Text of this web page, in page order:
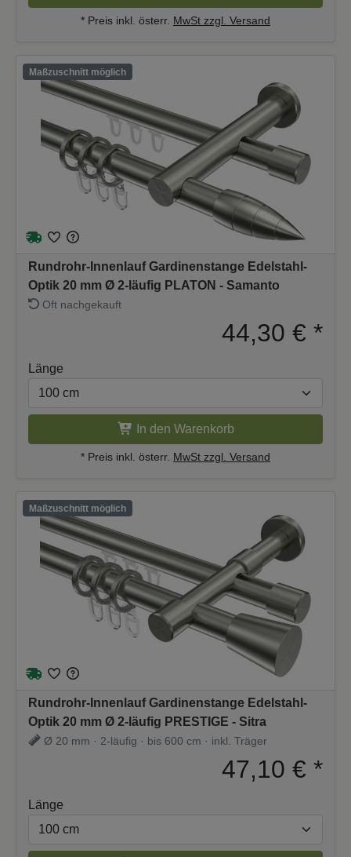
* Preis inkl. österr. MwSt zzgl. Versand
Maßzuschnitt möglich
Rundrohr-Innenlauf Gardinenstange Edelstahl-
Optik 20 mm Ø 2-läufig PLATON - Samanto
Oft nachgekauft
44,30 € *
Länge
In den Warenkorb
* Preis inkl. österr. MwSt zzgl. Versand
Maßzuschnitt möglich
Rundrohr-Innenlauf Gardinenstange Edelstahl-
Optik 20 mm Ø 2-läufig PRESTIGE - Sitra
Ø 20 mm · 2-läufig · bis 600 cm · inkl. Träger
47,10 € *
Länge